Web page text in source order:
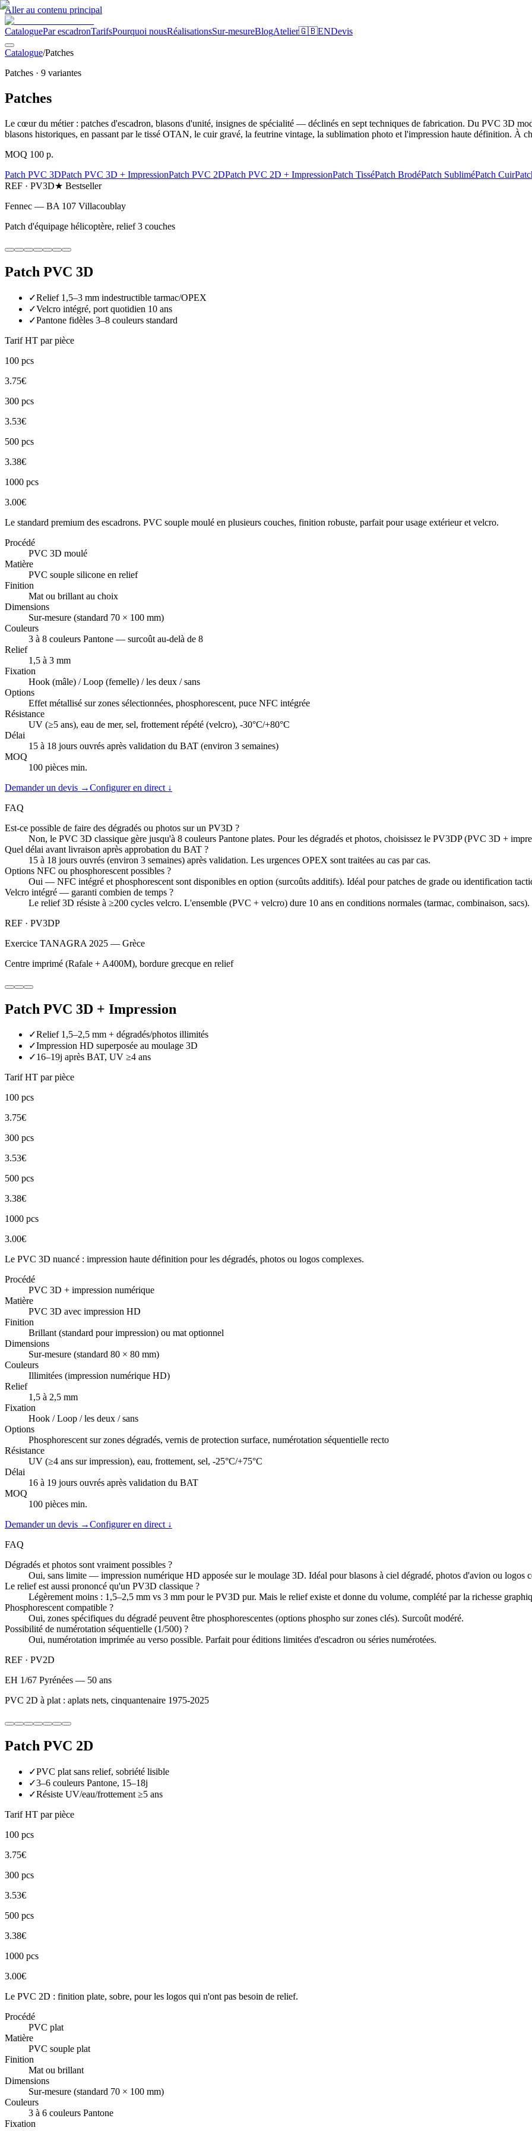
Aller au contenu principal
CataloguePar escadronTarifsPourquoi nousRéalisationsSur-mesureBlogAtelier🇬🇧ENDevis
Catalogue/Patches
Patches · 9 variantes
Patches
Le cœur du métier : patches d'escadron, blasons d'unité, insignes de spécialité — déclinés en sept techniques de fabrication. Du PVC 3D
blasons historiques, en passant par le tissé OTAN, le cuir gravé, la feutrine vintage, la sublimation photo et l'impression haute définition. À
MOQ 100 p.
Patch PVC 3DPatch PVC 3D + ImpressionPatch PVC 2DPatch PVC 2D + ImpressionPatch TisséPatch BrodéPatch SubliméPatch Cuir
REF · PV3D★ Bestseller
Fennec — BA 107 Villacoublay
Patch d'équipage hélicoptère, relief 3 couches
Patch PVC 3D
✓Relief 1,5–3 mm indestructible tarmac/OPEX
✓Velcro intégré, port quotidien 10 ans
✓Pantone fidèles 3–8 couleurs standard
Tarif HT par pièce
100 pcs
3.75€
300 pcs
3.53€
500 pcs
3.38€
1000 pcs
3.00€
Le standard premium des escadrons. PVC souple moulé en plusieurs couches, finition robuste, parfait pour usage extérieur et velcro.
Procédé
PVC 3D moulé
Matière
PVC souple silicone en relief
Finition
Mat ou brillant au choix
Dimensions
Sur-mesure (standard 70 × 100 mm)
Couleurs
3 à 8 couleurs Pantone — surcoût au-delà de 8
Relief
1,5 à 3 mm
Fixation
Hook (mâle) / Loop (femelle) / les deux / sans
Options
Effet métallisé sur zones sélectionnées, phosphorescent, puce NFC intégrée
Résistance
UV (≥5 ans), eau de mer, sel, frottement répété (velcro), -30°C/+80°C
Délai
15 à 18 jours ouvrés après validation du BAT (environ 3 semaines)
MOQ
100 pièces min.
Demander un devis →Configurer en direct ↓
FAQ
Est-ce possible de faire des dégradés ou photos sur un PV3D ?
Non, le PVC 3D classique gère jusqu'à 8 couleurs Pantone plates. Pour les dégradés et photos, choisissez le PV3DP (PVC 3D +
Quel délai avant livraison après approbation du BAT ?
15 à 18 jours ouvrés (environ 3 semaines) après validation. Les urgences OPEX sont traitées au cas par cas.
Options NFC ou phosphorescent possibles ?
Oui — NFC intégré et phosphorescent sont disponibles en option (surcoûts additifs). Idéal pour patches de grade ou identification
Velcro intégré — garanti combien de temps ?
Le relief 3D résiste à ≥200 cycles velcro. L'ensemble (PVC + velcro) dure 10 ans en conditions normales (tarmac, combinaison, sacs).
REF · PV3DP
Exercice TANAGRA 2025 — Grèce
Centre imprimé (Rafale + A400M), bordure grecque en relief
Patch PVC 3D + Impression
✓Relief 1,5–2,5 mm + dégradés/photos illimités
✓Impression HD superposée au moulage 3D
✓16–19j après BAT, UV ≥4 ans
Tarif HT par pièce
100 pcs
3.75€
300 pcs
3.53€
500 pcs
3.38€
1000 pcs
3.00€
Le PVC 3D nuancé : impression haute définition pour les dégradés, photos ou logos complexes.
Procédé
PVC 3D + impression numérique
Matière
PVC 3D avec impression HD
Finition
Brillant (standard pour impression) ou mat optionnel
Dimensions
Sur-mesure (standard 80 × 80 mm)
Couleurs
Illimitées (impression numérique HD)
Relief
1,5 à 2,5 mm
Fixation
Hook / Loop / les deux / sans
Options
Phosphorescent sur zones dégradés, vernis de protection surface, numérotation séquentielle recto
Résistance
UV (≥4 ans sur impression), eau, frottement, sel, -25°C/+75°C
Délai
16 à 19 jours ouvrés après validation du BAT
MOQ
100 pièces min.
Demander un devis →Configurer en direct ↓
FAQ
Dégradés et photos sont vraiment possibles ?
Oui, sans limite — impression numérique HD apposée sur le moulage 3D. Idéal pour blasons à ciel dégradé, photos d'avion ou logos
Le relief est aussi prononcé qu'un PV3D classique ?
Légèrement moins : 1,5–2,5 mm vs 3 mm pour le PV3D pur. Mais le relief existe et donne du volume, complété par la richesse
Phosphorescent compatible ?
Oui, zones spécifiques du dégradé peuvent être phosphorescentes (options phospho sur zones clés). Surcoût modéré.
Possibilité de numérotation séquentielle (1/500) ?
Oui, numérotation imprimée au verso possible. Parfait pour éditions limitées d'escadron ou séries numérotées.
REF · PV2D
EH 1/67 Pyrénées — 50 ans
PVC 2D à plat : aplats nets, cinquantenaire 1975-2025
Patch PVC 2D
✓PVC plat sans relief, sobriété lisible
✓3–6 couleurs Pantone, 15–18j
✓Résiste UV/eau/frottement ≥5 ans
Tarif HT par pièce
100 pcs
3.75€
300 pcs
3.53€
500 pcs
3.38€
1000 pcs
3.00€
Le PVC 2D : finition plate, sobre, pour les logos qui n'ont pas besoin de relief.
Procédé
PVC plat
Matière
PVC souple plat
Finition
Mat ou brillant
Dimensions
Sur-mesure (standard 70 × 100 mm)
Couleurs
3 à 6 couleurs Pantone
Fixation